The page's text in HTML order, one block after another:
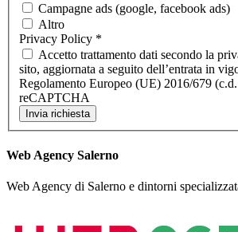
Campagne ads (google, facebook ads)
Altro
Privacy Policy *
Accetto trattamento dati secondo la
sito, aggiornata a seguito dell’entrata in
Regolamento Europeo (UE) 2016/679
reCAPTCHA
Invia richiesta
Web Agency Salerno
Web Agency di Salerno e dintorni